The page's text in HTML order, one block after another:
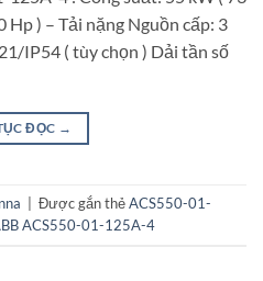
) – Tải nặng Nguồn cấp: 3
IP54 ( tùy chọn ) Dải tần số
ĐỌC →
Được gắn thẻACS550-01-
ACS550-01-125A-4